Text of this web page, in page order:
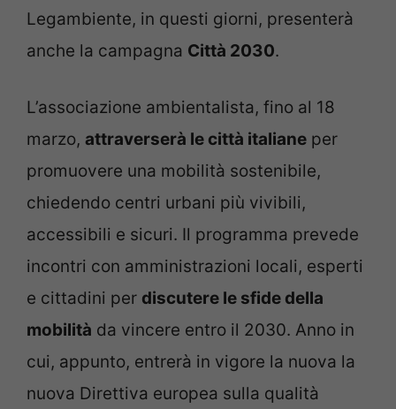
Legambiente, in questi giorni, presenterà
anche la campagna Città 2030.
L’associazione ambientalista, fino al 18
marzo, attraverserà le città italiane per
promuovere una mobilità sostenibile,
chiedendo centri urbani più vivibili,
accessibili e sicuri. Il programma prevede
incontri con amministrazioni locali, esperti
e cittadini per discutere le sfide della
mobilità da vincere entro il 2030. Anno in
cui, appunto, entrerà in vigore la nuova la
nuova Direttiva europea sulla qualità